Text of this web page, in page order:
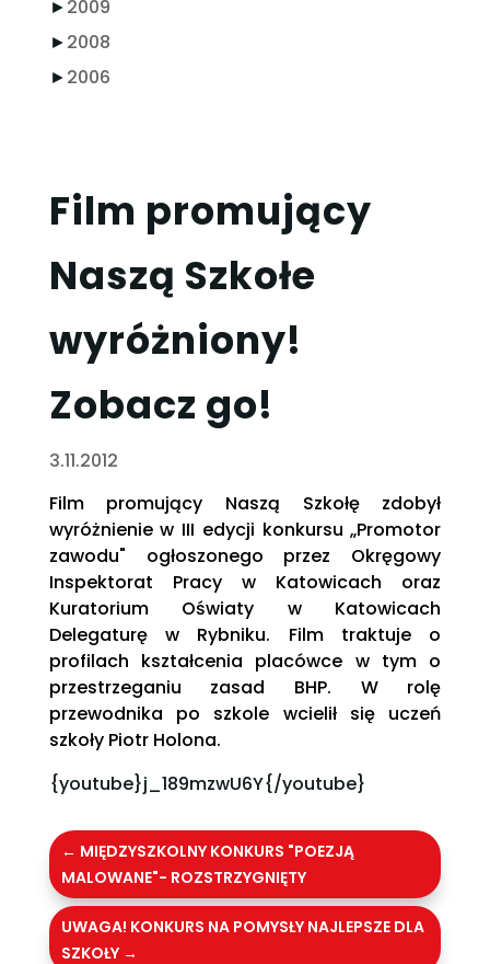
►2009
►2008
►2006
Film promujący
Naszą Szkołe
wyróżniony!
Zobacz go!
3.11.2012
Film promujący Naszą Szkołę zdobył
wyróżnienie w III edycji konkursu „Promotor
zawodu" ogłoszonego przez Okręgowy
Inspektorat Pracy w Katowicach oraz
Kuratorium Oświaty w Katowicach
Delegaturę w Rybniku. Film traktuje o
profilach kształcenia placówce w tym o
przestrzeganiu zasad BHP. W rolę
przewodnika po szkole wcielił się uczeń
szkoły Piotr Holona.
{youtube}j_189mzwU6Y{/youtube}
← MIĘDZYSZKOLNY KONKURS "POEZJĄ
MALOWANE"- ROZSTRZYGNIĘTY
UWAGA! KONKURS NA POMYSŁY NAJLEPSZE DLA
SZKOŁY→